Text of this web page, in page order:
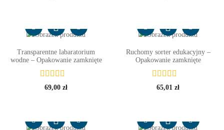
Transparentne labaratorium
wodne – Opakowanie zamknięte
69,00 zł
Ruchomy sorter edukacyjny –
Opakowanie zamknięte
65,01 zł